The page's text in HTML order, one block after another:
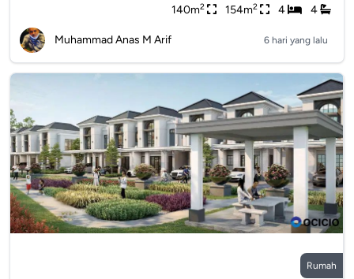
140m2 154m2 4 4
Muhammad Anas M Arif 6 hari yang lalu
Rumah